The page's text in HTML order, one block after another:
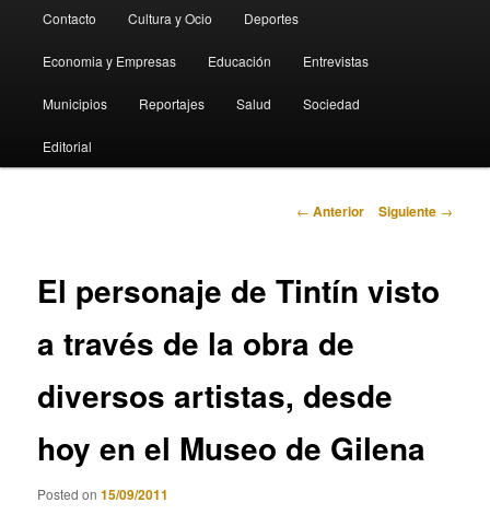
Contacto Cultura y Ocio Deportes
Economia y Empresas Educación Entrevistas
Municipios Reportajes Salud Sociedad
Editorial
Navegación
← Anterior Siguiente →
El personaje de Tintín visto
a través de la obra de
diversos artistas, desde
hoy en el Museo de Gilena
Posted on15/09/2011